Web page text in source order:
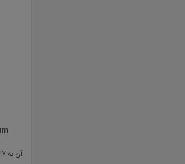
آن به ۳۷ سانتی‌متر می‌رسد.